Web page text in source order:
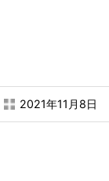
2021年11月8日